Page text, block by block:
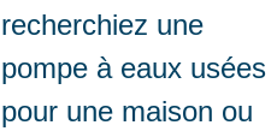
recherchiez une
pompe à eaux usées
pour une maison ou